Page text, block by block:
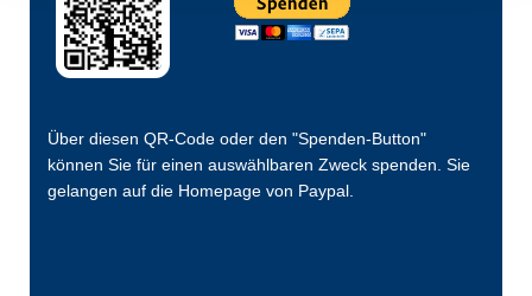
Über diesen QR-Code oder den "Spenden-Button"
können Sie für einen auswählbaren Zweck spenden. Sie
gelangen auf die Homepage von Paypal.